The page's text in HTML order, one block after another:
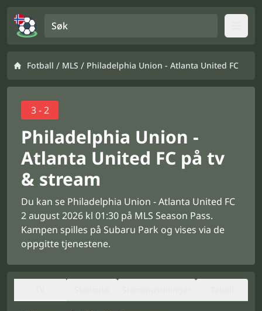
Fotball / MLS / Philadelphia Union - Atlanta United FC
3 - 2
Philadelphia Union -
Atlanta United FC på tv
& stream
Du kan se Philadelphia Union - Atlanta United FC
2 august 2026 kl 01:30 på MLS Season Pass.
Kampen spilles på Subaru Park og vises via de
oppgitte tjenestene.